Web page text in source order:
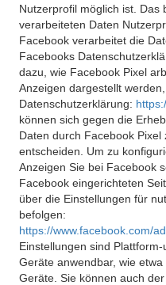
Nutzerprofil möglich ist. Das
verarbeiteten Daten
Facebook verarbeitet die
Facebooks
dazu, wie Facebook Pixel
Anzeigen dargestellt
Datenschutzerklärung:
können sich gegen die
Daten durch Facebook
entscheiden. Um zu
Anzeigen Sie bei Facebook
Facebook eingerichteten
über die Einstellungen für
befolgen:
https://www.facebook.com/
Einstellungen sind
Geräte anwendbar, wie
Geräte. Sie können auch